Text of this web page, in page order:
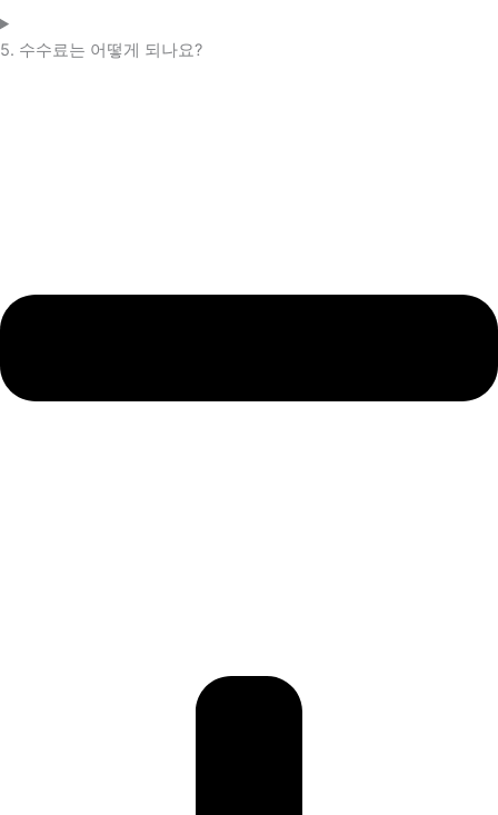
5. 수수료는 어떻게 되나요?